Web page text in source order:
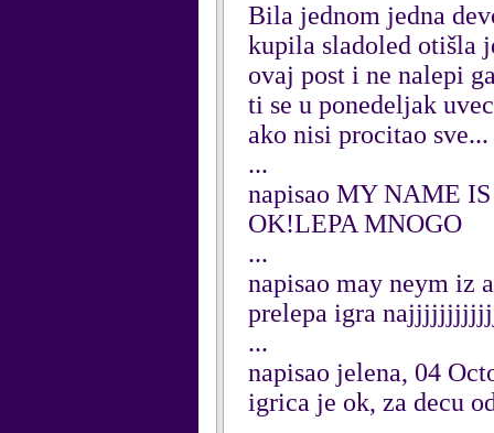
Bila jednom jedna
kupila sladoled otišla
ovaj post i ne nalepi
ti se u ponedeljak
ako nisi procitao
...
napisao MY NAME
OK!LEPA MNOGO
...
napisao may neym iz
prelepa igra
...
napisao jelena, 04
igrica je ok, za decu